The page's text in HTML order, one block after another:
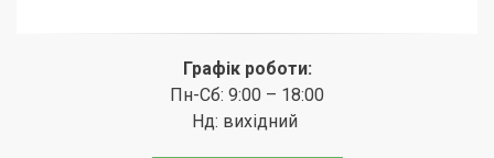
Графік роботи:
Пн-Сб: 9:00 – 18:00
Нд: вихідний